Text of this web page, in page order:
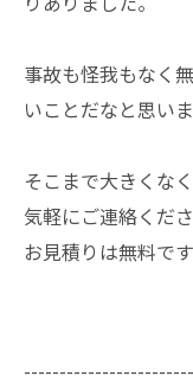
事故も怪我もなく
いことだなと思いま
そこまで大きくな
気軽にご連絡くださ
お見積りは無料です